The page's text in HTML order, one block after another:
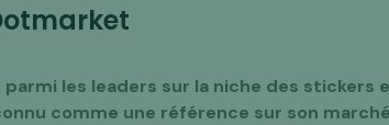
les leaders sur la niche des stickers
comme une référence sur son